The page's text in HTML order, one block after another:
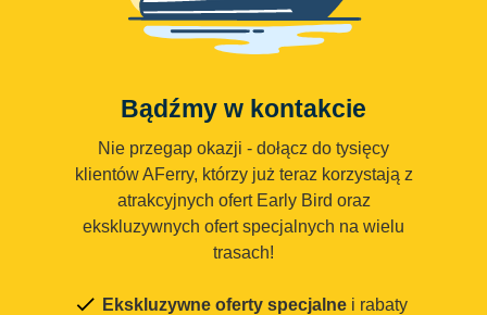
Bądźmy w kontakcie
Nie przegap okazji - dołącz do tysięcy
klientów AFerry, którzy już teraz korzystają z
atrakcyjnych ofert Early Bird oraz
ekskluzywnych ofert specjalnych na wielu
trasach!
Ekskluzywne oferty specjalne i rabaty